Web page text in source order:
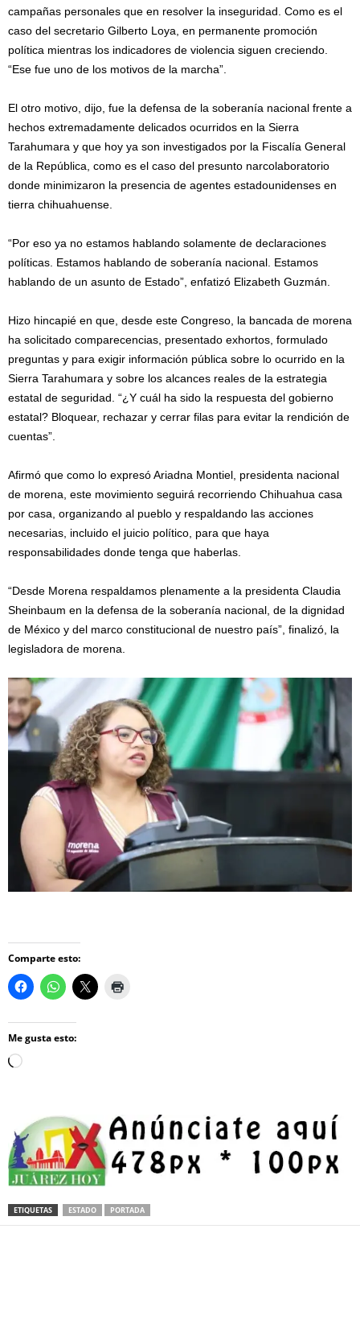
campañas personales que en resolver la inseguridad. Como es el
caso del secretario Gilberto Loya, en permanente promoción
política mientras los indicadores de violencia siguen creciendo.
“Ese fue uno de los motivos de la marcha”.
El otro motivo, dijo, fue la defensa de la soberanía nacional frente a
hechos extremadamente delicados ocurridos en la Sierra
Tarahumara y que hoy ya son investigados por la Fiscalía General
de la República, como es el caso del presunto narcolaboratorio
donde minimizaron la presencia de agentes estadounidenses en
tierra chihuahuense.
“Por eso ya no estamos hablando solamente de declaraciones
políticas. Estamos hablando de soberanía nacional. Estamos
hablando de un asunto de Estado”, enfatizó Elizabeth Guzmán.
Hizo hincapié en que, desde este Congreso, la bancada de morena
ha solicitado comparecencias, presentado exhortos, formulado
preguntas y para exigir información pública sobre lo ocurrido en la
Sierra Tarahumara y sobre los alcances reales de la estrategia
estatal de seguridad. “¿Y cuál ha sido la respuesta del gobierno
estatal? Bloquear, rechazar y cerrar filas para evitar la rendición de
cuentas”.
Afirmó que como lo expresó Ariadna Montiel, presidenta nacional
de morena, este movimiento seguirá recorriendo Chihuahua casa
por casa, organizando al pueblo y respaldando las acciones
necesarias, incluido el juicio político, para que haya
responsabilidades donde tenga que haberlas.
“Desde Morena respaldamos plenamente a la presidenta Claudia
Sheinbaum en la defensa de la soberanía nacional, de la dignidad
de México y del marco constitucional de nuestro país”, finalizó, la
legisladora de morena.
Comparte esto:
Me gusta esto:
Loading…
ETIQUETAS ESTADO PORTADA